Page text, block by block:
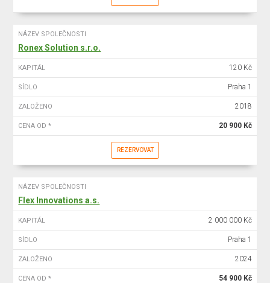
NÁZEV SPOLEČNOSTI
Ronex Solution s.r.o.
KAPITÁL 120 Kč
SÍDLO Praha 1
ZALOŽENO 2018
CENA OD * 20 900 Kč
REZERVOVAT
NÁZEV SPOLEČNOSTI
Flex Innovations a.s.
KAPITÁL 2 000 000 Kč
SÍDLO Praha 1
ZALOŽENO 2024
CENA OD * 54 900 Kč